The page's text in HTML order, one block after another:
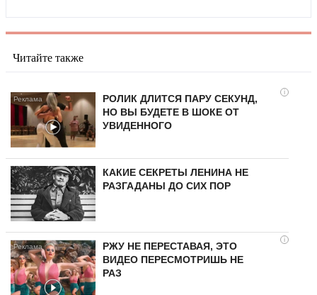
Читайте также
i
РОЛИК ДЛИТСЯ ПАРУ СЕКУНД,
НО ВЫ БУДЕТЕ В ШОКЕ ОТ
УВИДЕННОГО
КАКИЕ СЕКРЕТЫ ЛЕНИНА НЕ
РАЗГАДАНЫ ДО СИХ ПОР
i
РЖУ НЕ ПЕРЕСТАВАЯ, ЭТО
ВИДЕО ПЕРЕСМОТРИШЬ НЕ
РАЗ